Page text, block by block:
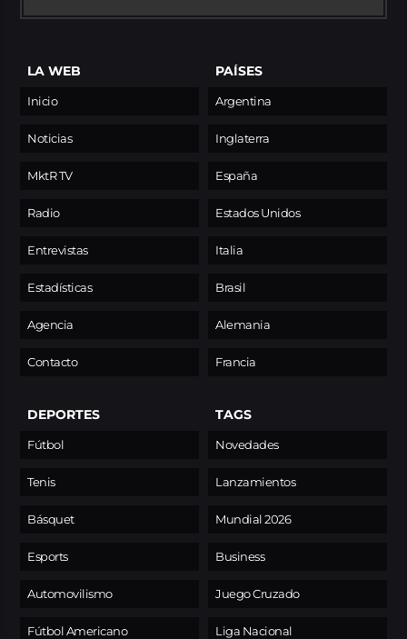
LA WEB
Inicio
Noticias
MktR TV
Radio
Entrevistas
Estadísticas
Agencia
Contacto
PAÍSES
Argentina
Inglaterra
España
Estados Unidos
Italia
Brasil
Alemania
Francia
DEPORTES
Fútbol
Tenis
Básquet
Esports
Automovilismo
Fútbol Americano
TAGS
Novedades
Lanzamientos
Mundial 2026
Business
Juego Cruzado
Liga Nacional